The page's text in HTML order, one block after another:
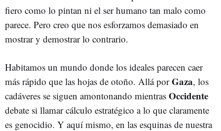
fiero como lo pintan ni el ser humano tan malo como
parece. Pero creo que nos esforzamos demasiado en
mostrar y demostrar lo contrario.
Habitamos un mundo donde los ideales parecen caer
más rápido que las hojas de otoño. Allá porGaza, los
cadáveres se siguen amontonando mientras Occidente
debate si llamar cálculo estratégico a lo que claramente
es genocidio. Y aquí mismo, en las esquinas de nuestra